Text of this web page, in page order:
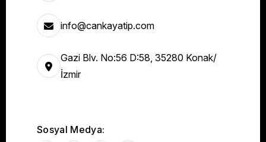
info@cankayatip.com
Gazi Blv. No:56 D:58, 35280 Konak/
İzmir
Sosyal Medya: